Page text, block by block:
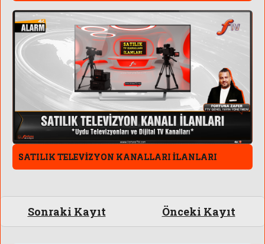
SATILIK TELEVİZYON KANALLARI İLANLARI
Sonraki Kayıt Önceki Kayıt